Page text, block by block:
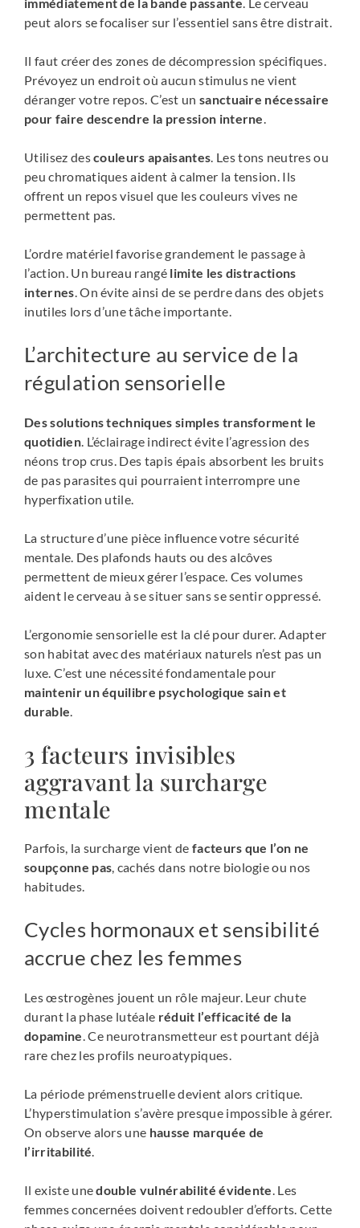
peut alors se focaliser sur l’essentiel sans être distrait.
Il faut créer des zones de décompression spécifiques.
Prévoyez un endroit où aucun stimulus ne vient
déranger votre repos. C’est un sanctuaire nécessaire
pour faire descendre la pression interne.
Utilisez descouleurs apaisantes. Les tons neutres ou
peu chromatiques aident à calmer la tension. Ils
offrent un repos visuel que les couleurs vives ne
permettent pas.
L’ordre matériel favorise grandement le passage à
l’action. Un bureau rangé limite les distractions
internes. On évite ainsi de se perdre dans des objets
inutiles lors d’une tâche importante.
L’architecture au service de la
régulation sensorielle
Des solutions techniques simples transforment le
quotidien. L’éclairage indirect évite l’agression des
néons trop crus. Des tapis épais absorbent les bruits
de pas parasites qui pourraient interrompre une
hyperfixation utile.
La structure d’une pièce influence votre sécurité
mentale. Des plafonds hauts ou des alcôves
permettent de mieux gérer l’espace. Ces volumes
aident le cerveau à se situer sans se sentir oppressé.
L’ergonomie sensorielle est la clé pour durer. Adapter
son habitat avec des matériaux naturels n’est pas un
luxe. C’est une nécessité fondamentale pour
maintenir un équilibre psychologique sain et
durable.
3 facteurs invisibles
aggravant la surcharge
mentale
Parfois, la surcharge vient de facteurs que l’on ne
soupçonne pas, cachés dans notre biologie ou nos
habitudes.
Cycles hormonaux et sensibilité
accrue chez les femmes
Les œstrogènes jouent un rôle majeur. Leur chute
durant la phase lutéale réduit l’efficacité de la
dopamine. Ce neurotransmetteur est pourtant déjà
rare chez les profils neuroatypiques.
La période prémenstruelle devient alors critique.
L’hyperstimulation s’avère presque impossible à gérer.
On observe alors une hausse marquée de
l’irritabilité.
Il existe unedouble vulnérabilité évidente. Les
femmes concernées doivent redoubler d’efforts. Cette